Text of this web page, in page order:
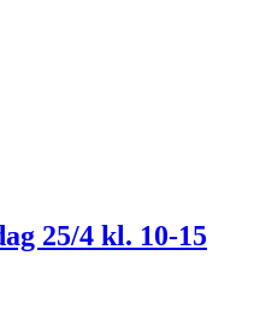
25/4 kl. 10-15